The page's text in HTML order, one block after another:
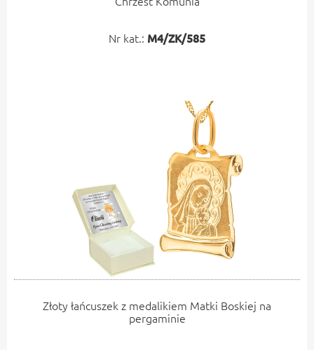
Nr kat.: M4/ZK/585
Złoty łańcuszek z medalikiem Matki Boskiej na
pergaminie